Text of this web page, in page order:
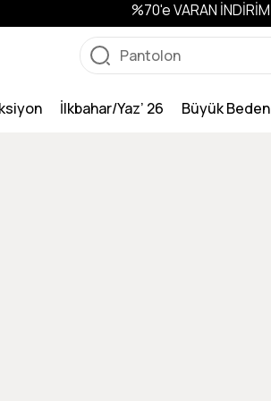
%70'e VARAN İNDİRİM
İlkbahar/Yaz’ 26 Büyük Beden